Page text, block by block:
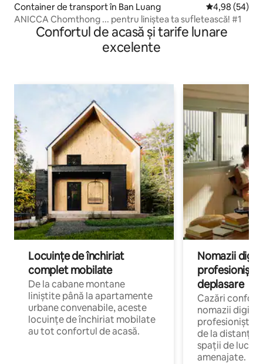
Container de transport în Ban Luang Scor mediu
4,98 (54)
ANICCA Chomthong ... pentru liniștea ta sufletească! #1
Confortul de acasă și tarife lunare
excelente
Locuințe de închiriat
complet mobilate
De la cabane montane
liniștite până la apartamente
urbane convenabile, aceste
locuințe de închiriat mobilate
au tot confortul de acasă.
Nomazii
profesioniștii
deplasare
Cazări
nomazii
profesioniștii
de la distanță,
spații de lucru
amenajate.